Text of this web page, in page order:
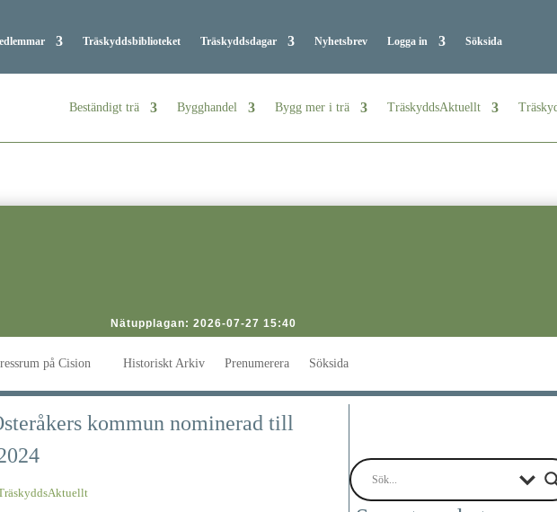
Träskyddsbiblioteket Träskyddsdagar Nyhetsbrev Logga in Söksida
Beständigt trä Bygghandel Bygg mer i trä TräskyddsAktuellt
Nätupplagan: 2026-07-27 15:40
på Cision Historiskt Arkiv Prenumerera Söksida
kommun nominerad till